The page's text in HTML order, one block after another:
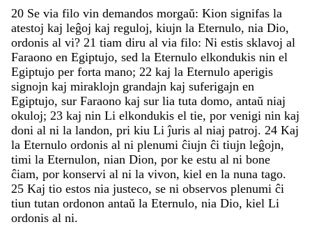
20 Se via filo vin demandos morgaŭ: Kion signifas la
atestoj kaj leĝoj kaj reguloj, kiujn la Eternulo, nia Dio,
ordonis al vi? 21 tiam diru al via filo: Ni estis sklavoj al
Faraono en Egiptujo, sed la Eternulo elkondukis nin el
Egiptujo per forta mano; 22 kaj la Eternulo aperigis
signojn kaj miraklojn grandajn kaj suferigajn en
Egiptujo, sur Faraono kaj sur lia tuta domo, antaŭ niaj
okuloj; 23 kaj nin Li elkondukis el tie, por venigi nin kaj
doni al ni la landon, pri kiu Liĵuris al niaj patroj. 24 Kaj
la Eternulo ordonis al ni plenumi ĉiujn ĉi tiujn leĝojn,
timi la Eternulon, nian Dion, por ke estu al ni bone
ĉiam, por konservi al ni la vivon, kiel en la nuna tago.
25 Kaj tio estos nia justeco, se ni observos plenumi ĉi
tiun tutan ordonon antaŭ la Eternulo, nia Dio, kiel Li
ordonis al ni.